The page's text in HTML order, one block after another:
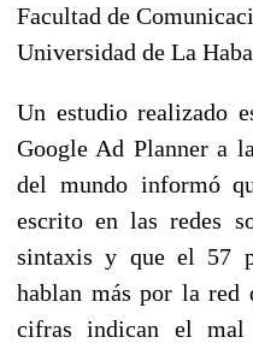
Facultad de
Universidad de La
Un estudio realizado
Google Ad Planner a
del mundo informó
escrito en las redes
sintaxis y que el 57
hablan más por la red
cifras indican el